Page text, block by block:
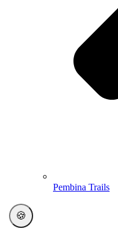
Pembina Trails